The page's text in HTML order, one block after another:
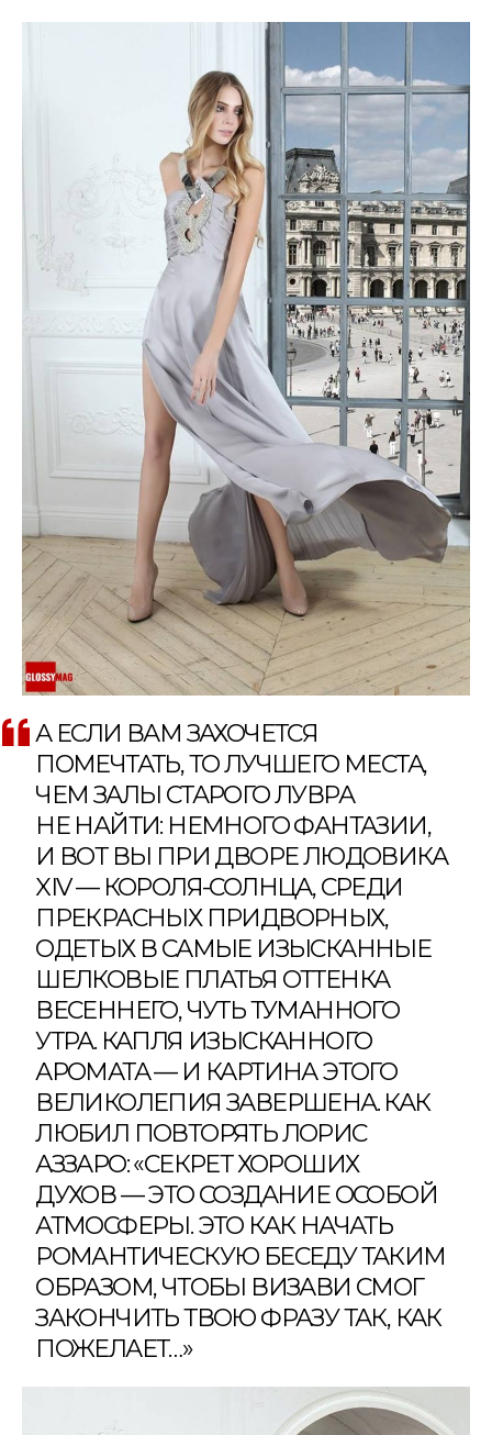
А ЕСЛИ ВАМ ЗАХОЧЕТСЯ
ПОМЕЧТАТЬ, ТО ЛУЧШЕГО МЕСТА,
ЧЕМ ЗАЛЫ СТАРОГО ЛУВРА
НЕ НАЙТИ: НЕМНОГО ФАНТАЗИИ,
И ВОТ ВЫ ПРИ ДВОРЕ ЛЮДОВИКА
XIV — КОРОЛЯ-СОЛНЦА, СРЕДИ
ПРЕКРАСНЫХ ПРИДВОРНЫХ,
ОДЕТЫХ В САМЫЕ ИЗЫСКАННЫЕ
ШЕЛКОВЫЕ ПЛАТЬЯ ОТТЕНКА
ВЕСЕННЕГО, ЧУТЬ ТУМАННОГО
УТРА. КАПЛЯ ИЗЫСКАННОГО
АРОМАТА — И КАРТИНА ЭТОГО
ВЕЛИКОЛЕПИЯ ЗАВЕРШЕНА. КАК
ЛЮБИЛ ПОВТОРЯТЬ ЛОРИС
АЗЗАРО: «СЕКРЕТ ХОРОШИХ
ДУХОВ — ЭТО СОЗДАНИЕ ОСОБОЙ
АТМОСФЕРЫ. ЭТО КАК НАЧАТЬ
РОМАНТИЧЕСКУЮ БЕСЕДУ ТАКИМ
ОБРАЗОМ, ЧТОБЫ ВИЗАВИ СМОГ
ЗАКОНЧИТЬ ТВОЮ ФРАЗУ ТАК, КАК
ПОЖЕЛАЕТ…»